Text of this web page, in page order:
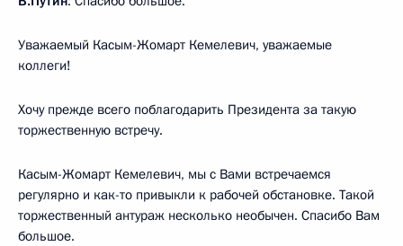
Уважаемый Касым-Жомарт Кемелевич, уважаемые
коллеги!
Хочу прежде всего поблагодарить Президента за такую
торжественную встречу.
Касым-Жомарт Кемелевич, мы с Вами встречаемся
регулярно и как-то привыкли к рабочей обстановке. Такой
торжественный антураж несколько необычен. Спасибо Вам
большое.